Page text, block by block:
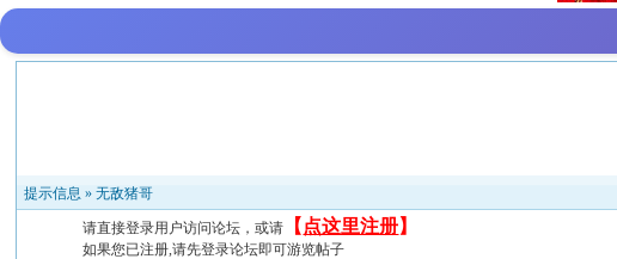
提示信息 »无敌猪哥
请直接登录用户访问论坛，或请 【 点这里注册】
如果您已注册,请先登录论坛即可游览帖子